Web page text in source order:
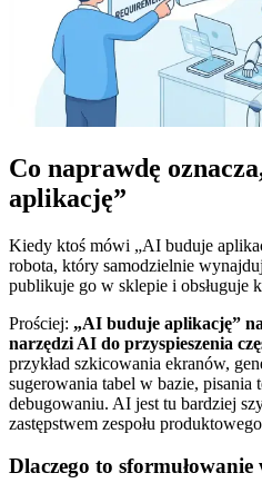
Co naprawdę
aplikację”
Kiedy ktoś mówi „AI buduje
robota, który samodzielnie
publikuje go w sklepie i obsługuje
Prościej: „AI buduje aplikację”
narzędzi AI do przyspieszenia
przykład szkicowania ekranów,
sugerowania tabel w bazie, pisania
debugowaniu. AI jest tu bardziej
zastępstwem zespołu
Dlaczego to